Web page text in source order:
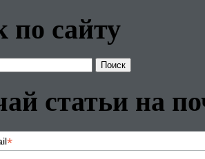
по сайту
статьи на
*